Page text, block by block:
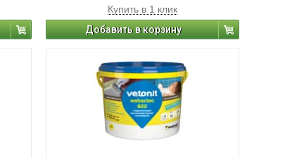
эффектом «Шуба», которые обладают
высокими эстетическими свойствами и
качественно защищают фасады зданий от
агрессивных факторов окружающей среды.
Купить в 1 клик
Добавить в корзину